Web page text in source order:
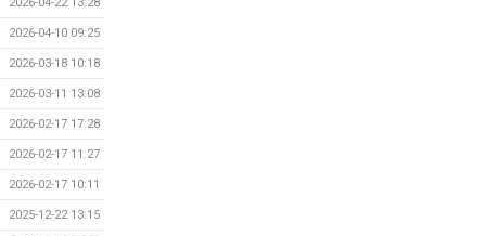
2026-04-10 09:25
2026-03-18 10:18
2026-03-11 13:08
2026-02-17 17:28
2026-02-17 11:27
2026-02-17 10:11
2025-12-22 13:15